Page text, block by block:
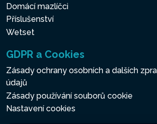
Domácí mazlíčci
Příslušenství
Wetset
GDPR a Cookies
Zásady ochrany osobních a dalších
údajů
Zásady používání souborů cookie
Nastavení cookies